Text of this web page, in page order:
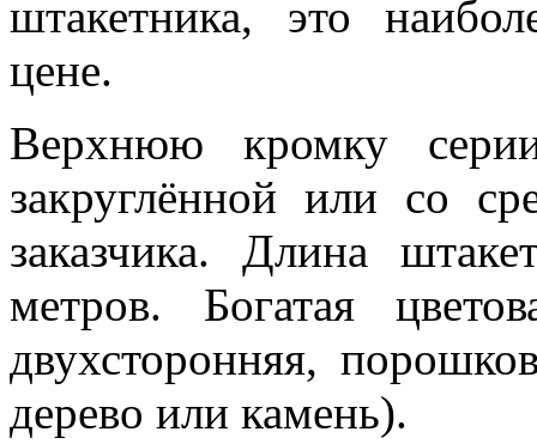
штакетника, это
цене.
Верхнюю кромку
закруглённой или со
заказчика. Длина
метров. Богатая
двухсторонняя,
дерево или камень).